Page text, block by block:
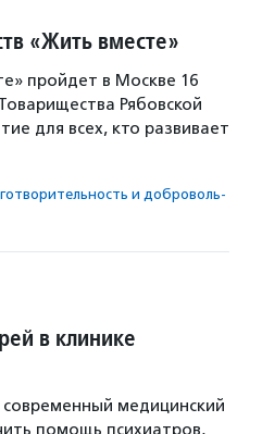
«Жить вместе»
пройдет в Москве 16
Рябовской
для всех, кто развивает
и доброволь­
в клинике
медицинский
помощь психиатров,